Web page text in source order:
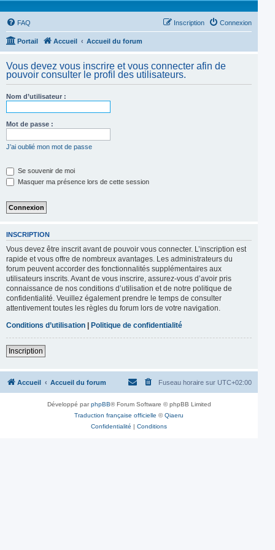
FAQ Connexion
Inscription
Portail Accueil Accueil du forum
Vous devez vous inscrire et vous connecter afin de
pouvoir consulter le profil des utilisateurs.
Nom d’utilisateur :
Mot de passe :
J’ai oublié mon mot de passe
Se souvenir de moi
Masquer ma présence lors de cette session
INSCRIPTION
Vous devez être inscrit avant de pouvoir vous connecter. L’inscription est
rapide et vous offre de nombreux avantages. Les administrateurs du
forum peuvent accorder des fonctionnalités supplémentaires aux
utilisateurs inscrits. Avant de vous inscrire, assurez-vous d’avoir pris
connaissance de nos conditions d’utilisation et de notre politique de
confidentialité. Veuillez également prendre le temps de consulter
attentivement toutes les règles du forum lors de votre navigation.
Conditions d’utilisation | Politique de confidentialité
Inscription
Accueil Accueil du forum Fuseau horaire sur UTC+02:00
Développé parphpBB® Forum Software © phpBB Limited
Traduction française officielle ©Qiaeru
Confidentialité | Conditions